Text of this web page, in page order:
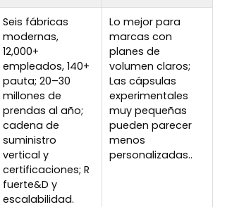
Seis fábricas
modernas,
12,000+
empleados, 140+
pauta; 20–30
millones de
prendas al año;
cadena de
suministro
vertical y
certificaciones; R
fuerte&D y
escalabilidad.
Lo mejor para
marcas con
planes de
volumen claros;
Las cápsulas
experimentales
muy pequeñas
pueden parecer
menos
personalizadas..